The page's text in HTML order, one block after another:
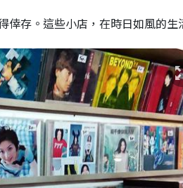
倖存。這些小店，在時日如風的